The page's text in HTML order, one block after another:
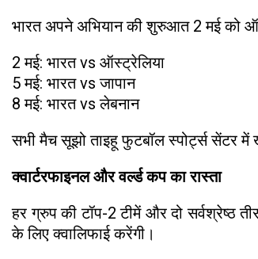
भारत अपने अभियान की शुरुआत 2 मई को
2 मई: भारत vs ऑस्ट्रेलिया
5 मई: भारत vs जापान
8 मई: भारत vs लेबनान
सभी मैच सूझो ताइहू फुटबॉल स्पोर्ट्स सेंटर
क्वार्टरफाइनल और वर्ल्ड कप का रास्ता
हर ग्रुप की टॉप-2 टीमें और दो सर्वश्रेष्ठ
के लिए क्वालिफाई करेंगी।